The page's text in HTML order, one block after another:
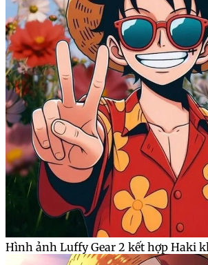
Hình ảnh Luffy Gear 2 kết hợp Haki